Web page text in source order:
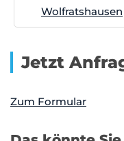
Wolfratshausen
Jetzt
Zum Formular